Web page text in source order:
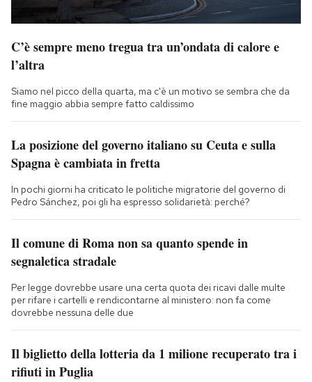
C’è sempre meno tregua tra un’ondata di calore e
l’altra
Siamo nel picco della quarta, ma c'è un motivo se sembra che da
fine maggio abbia sempre fatto caldissimo
La posizione del governo italiano su Ceuta e sulla
Spagna è cambiata in fretta
In pochi giorni ha criticato le politiche migratorie del governo di
Pedro Sánchez, poi gli ha espresso solidarietà: perché?
Il comune di Roma non sa quanto spende in
segnaletica stradale
Per legge dovrebbe usare una certa quota dei ricavi dalle multe
per rifare i cartelli e rendicontarne al ministero: non fa come
dovrebbe nessuna delle due
Il biglietto della lotteria da 1 milione recuperato tra i
rifiuti in Puglia